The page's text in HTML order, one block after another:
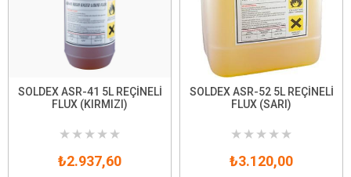
SOLDEX ASR-41 5L REÇİNELİ
FLUX (KIRMIZI)
★ ★ ★ ★ ★
₺2.937,60
SOLDEX ASR-52 5L REÇİNELİ
FLUX (SARI)
★ ★ ★ ★ ★
₺3.120,00